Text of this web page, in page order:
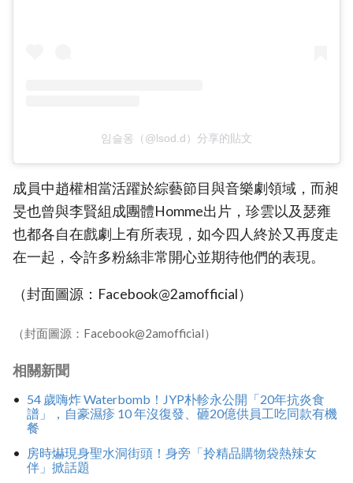
임슬옹（@lsod.d）分享的貼文
成員中趙權相當活躍於綜藝節目與音樂劇領域，而昶
旻也曾與李賢組成團體Homme出片，珍雲以及瑟雍
也都各自在戲劇上有所表現，如今四人終於又再度走
在一起，令許多粉絲非常開心並期待他們的表現。
（封面圖源：Facebook@2amofficial）
（封面圖源：Facebook@2amofficial）
相關新聞
54 歲嗨炸 Waterbomb！JYP朴軫永公開「20年抗炎食
譜」，自豪濕疹 10 年沒復發、砸20億供員工吃同款有機
餐
房時爀現身聖水洞街頭！身旁「拎精品購物袋熱辣女
伴」掀話題